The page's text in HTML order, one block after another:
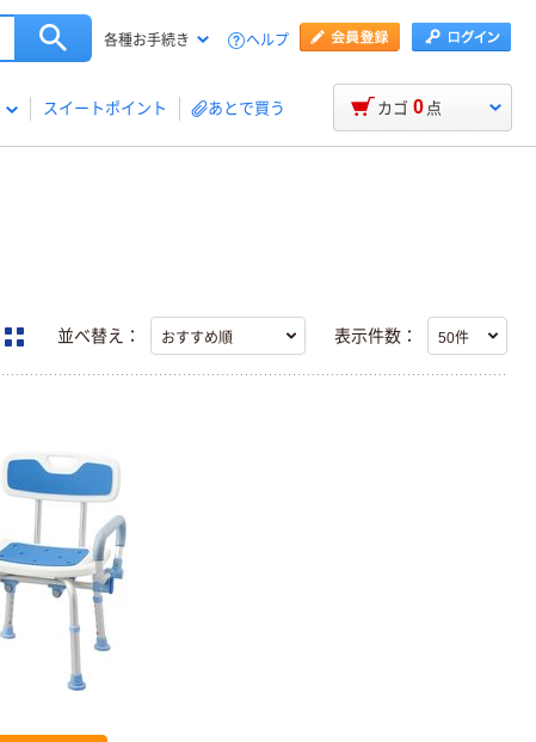
各種お手続き ヘルプ
スイートポイント あとで買う カゴ 0 点
並べ替え： 表示件数：